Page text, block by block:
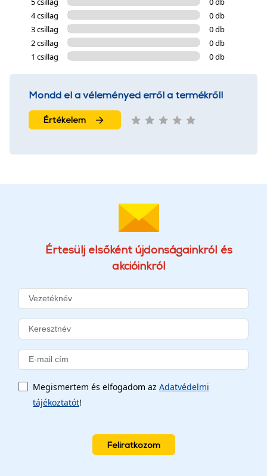
4 csillag
0 db
3 csillag
0 db
2 csillag
0 db
1 csillag
0 db
Mondd el a véleményed erről a termékről!
Értékelem
Értesülj elsőként újdonságainkról és
akcióinkról
Megismertem és elfogadom az Adatvédelmi
tájékoztatót!
Feliratkozom